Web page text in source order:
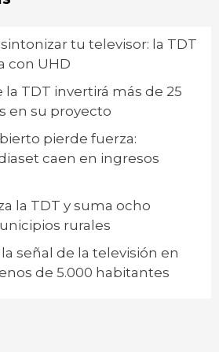
tu televisor: la TDT
con UHD
la TDT invertirá más de 25
en su proyecto
pierde fuerza:
caen en ingresos
la TDT y suma ocho
rurales
señal de la televisión en
de 5.000 habitantes